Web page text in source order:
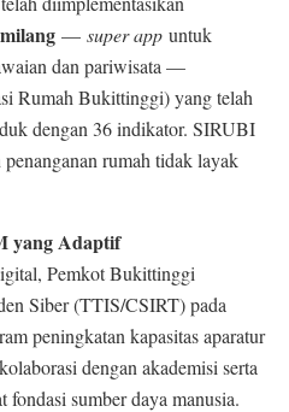
— super app untuk
dan pariwisata —
Rumah Bukittinggi) yang telah
dengan 36 indikator. SIRUBI
rumah tidak layak
yang Adaptif
Pemkot Bukittinggi
Siber (TTIS/CSIRT) pada
peningkatan kapasitas aparatur
dengan akademisi serta
sumber daya manusia.